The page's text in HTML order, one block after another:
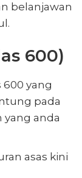
belanjawan
600)
600 yang
pada
anda
asas kini